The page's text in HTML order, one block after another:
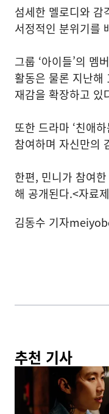
섬세한 멜로디와 감
서정적인 분위기를
그룹 ‘아이들’의 멤
활동은 물론 지난해
재감을 확장하고 있
또한 드라마 ‘친애
참여하며 자신만의
한편, 민니가 참여
해 공개된다.<자료
김동수 기자
추천 기사